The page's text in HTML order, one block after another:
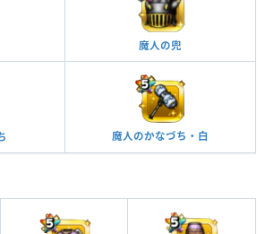
魔人の兜
魔人のかなづち・白